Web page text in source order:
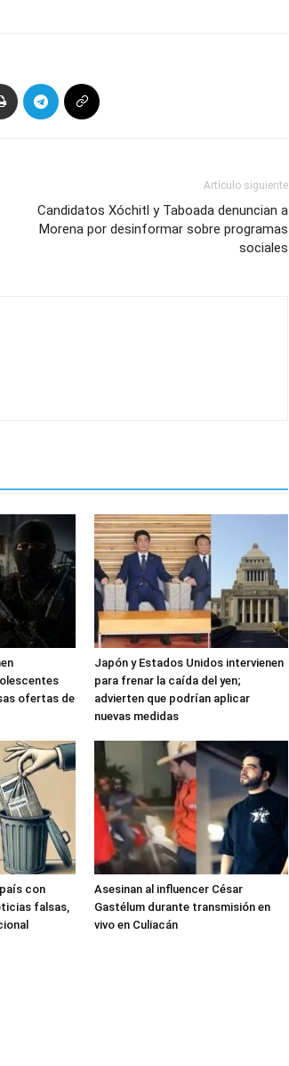
Artículo siguiente
Candidatos Xóchitl y Taboada denuncian a
Morena por desinformar sobre programas
sociales
ofertas de
Japón y Estados Unidos intervienen
para frenar la caída del yen;
advierten que podrían aplicar
nuevas medidas
con
falsas,
Asesinan al influencer César
Gastélum durante transmisión en
vivo en Culiacán